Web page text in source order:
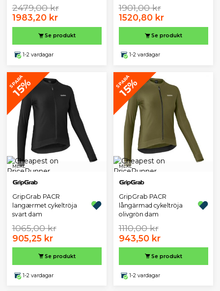
2479,00 kr
1983,20 kr
Se produkt
1-2 vardagar
1901,00 kr
1520,80 kr
Se produkt
1-2 vardagar
SPARA
15%
M LXL
GripGrab PACR
langærmet cykeltröja
svart dam
1065,00 kr
905,25 kr
Se produkt
1-2 vardagar
SPARA
15%
M LXL
GripGrab PACR
långärmad cykeltröja
olivgrön dam
1110,00 kr
943,50 kr
Se produkt
1-2 vardagar